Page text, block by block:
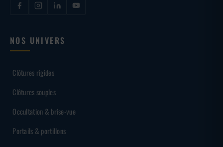
NOS UNIVERS
Clôtures rigides
Clôtures souples
Occultation & brise-vue
Portails & portillons